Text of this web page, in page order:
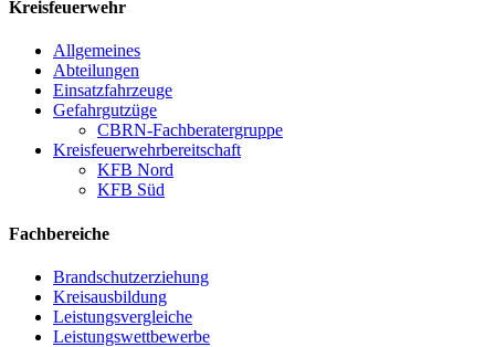
Kreisfeuerwehr
Allgemeines
Abteilungen
Einsatzfahrzeuge
Gefahrgutzüge
CBRN-Fachberatergruppe
Kreisfeuerwehrbereitschaft
KFB Nord
KFB Süd
Fachbereiche
Brandschutzerziehung
Kreisausbildung
Leistungsvergleiche
Leistungswettbewerbe